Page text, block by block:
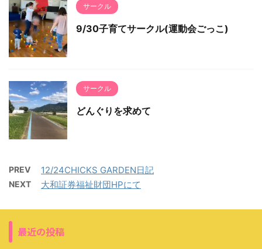
サークル
9/30子育てサークル(運動会ごっこ)
サークル
どんぐりを求めて
PREV 12/24CHICKS GARDEN日記
NEXT 大和証券福祉財団HPにて
最近の投稿